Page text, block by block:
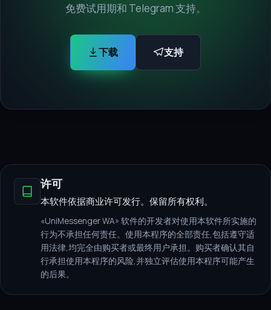
免费试用期和 Telegram 支持。
下载 支持
许可
本软件依据商业许可发行。保留所有权利。
«UniMessenger WA» 软件的开发者对使用本软件所实施的
行为不承担任何责任。使用本程序的全部责任,包括遵守适
用法律,均完全由购买者或最终用户承担。购买者确认其自
行承担使用本程序的风险,并独立评估使用本程序可能产生
的后果。